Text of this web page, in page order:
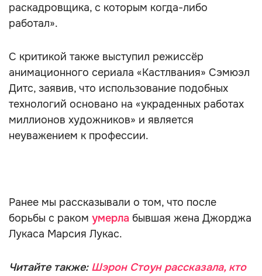
раскадровщика, с которым когда-либо
работал».
С критикой также выступил режиссёр
анимационного сериала «Кастлвания» Сэмюэл
Дитс, заявив, что использование подобных
технологий основано на «украденных работах
миллионов художников» и является
неуважением к профессии.
Ранее мы рассказывали о том, что после
борьбы с раком умерла бывшая жена Джорджа
Лукаса Марсия Лукас.
Читайте также: Шэрон Стоун рассказала, кто